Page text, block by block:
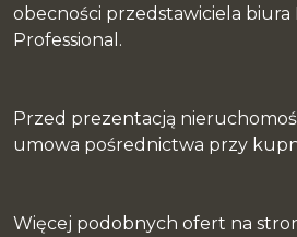
obecności przedstawiciela biura
Professional.
Przed prezentacją
umowa pośrednictwa przy
Więcej podobnych ofert na